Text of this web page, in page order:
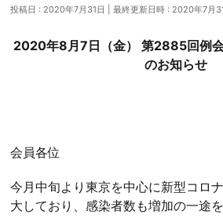
投稿日 : 2020年7月31日 最終更新日時 : 2020年7月
2020年8月7日（金） 第2885回例
のお知らせ
会員各位
今月中旬より東京を中心に新型コロ
大しており、感染者数も増加の一途